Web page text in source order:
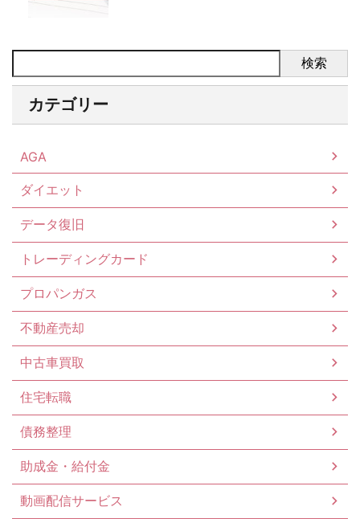
検索
カテゴリー
AGA
ダイエット
データ復旧
トレーディングカード
プロパンガス
不動産売却
中古車買取
住宅転職
債務整理
助成金・給付金
動画配信サービス